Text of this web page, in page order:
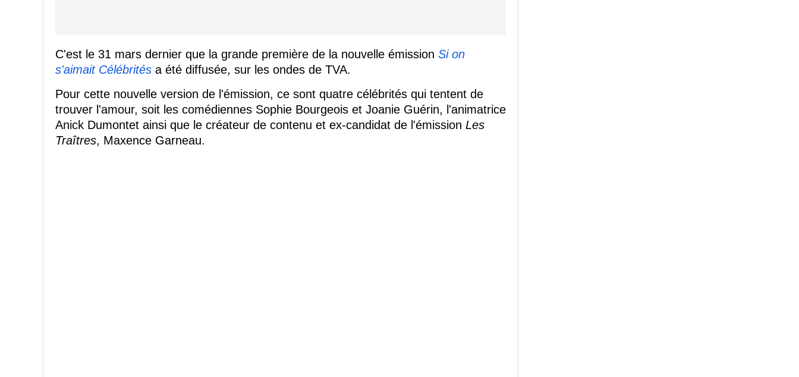
C'est le 31 mars dernier que la grande première de la nouvelle émission Si on
s'aimait Célébrités a été diffusée, sur les ondes de TVA.
Pour cette nouvelle version de l'émission, ce sont quatre célébrités qui tentent de
trouver l'amour, soit les comédiennes Sophie Bourgeois et Joanie Guérin, l'animatrice
Anick Dumontet ainsi que le créateur de contenu et ex-candidat de l'émission Les
Traîtres, Maxence Garneau.